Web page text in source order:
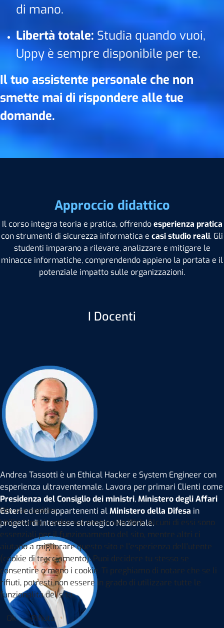
di mano.
Libertà totale: Studia quando vuoi,
Uppy è sempre disponibile per te.
Il tuo assistente personale che non
smette mai di rispondere alle tue
domande.
Approccio didattico
Il corso integra teoria e pratica, offrendoesperienza pratica
con strumenti di sicurezza informatica e casi studio reali. Gli
studenti imparano a rilevare, analizzare e mitigare le
minacce informatiche, comprendendo appieno la portata e il
potenziale impatto sulle organizzazioni.
I Docenti
Andrea Tassotti è un Ethical Hacker e System Engineer con
esperienza ultraventennale. Lavora per primari Clienti come
Presidenza del Consiglio dei ministri,Ministero degli Affari
Esteried enti appartenenti alMinistero della Difesa in
progetti di interesse strategico Nazionale.
We use cookies
Utilizziamo i cookie sul nostro sito Web. Alcuni di essi sono
essenziali per il funzionamento del sito, mentre altri ci
aiutano a migliorare questo sito e l'esperienza dell'utente
(cookie di tracciamento). Puoi decidere tu stesso se
consentire o meno i cookie. Ti preghiamo di notare che se li
rifiuti, potresti non essere in grado di utilizzare tutte le
funzionalità del sito.
Ok Rifiuta